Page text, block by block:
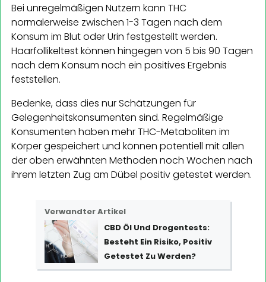
Bei unregelmäßigen Nutzern kann THC
normalerweise zwischen 1-3 Tagen nach dem
Konsum im Blut oder Urin festgestellt werden.
Haarfollikeltest können hingegen von 5 bis 90 Tagen
nach dem Konsum noch ein positives Ergebnis
feststellen.
Bedenke, dass dies nur Schätzungen für
Gelegenheitskonsumenten sind. Regelmäßige
Konsumenten haben mehr THC-Metaboliten im
Körper gespeichert und können potentiell mit allen
der oben erwähnten Methoden noch Wochen nach
ihrem letzten Zug am Dübel positiv getestet werden.
Verwandter Artikel
CBD Öl Und Drogentests:
Besteht Ein Risiko, Positiv
Getestet Zu Werden?